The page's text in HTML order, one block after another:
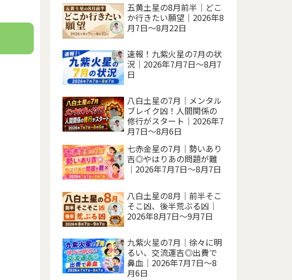
五黄土星の8月前半｜どこ
か行きたい願望｜2026年8
月7日～8月22日
速報！九紫火星の7月の状
況｜2026年7月7日～8月7
日
八白土星の7月｜メンタル
ブレイク凶！人間関係の
修行がスタート｜2026年7
月7日～8月6日
七赤金星の7月｜勢いあり
吉◎やはりあの問題が難
｜2026年7月7日～8月7日
八白土星の8月｜前半そこ
そこ凶、後半荒ぶる凶｜
2026年8月7日～9月7日
九紫火星の7月｜徐々に明
るい、交流運吉◎出費で
鼻血｜2026年7月7日～8
月6日